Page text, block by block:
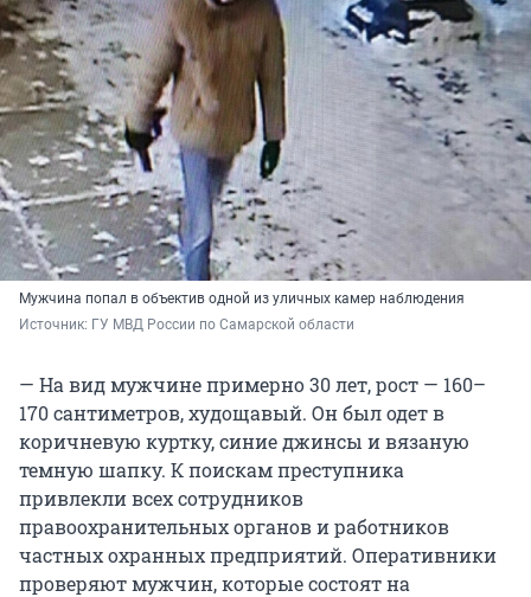
Мужчина попал в объектив одной из уличных камер наблюдения
Источник: ГУ МВД России по Самарской области
— На вид мужчине примерно 30 лет, рост — 160–
170 сантиметров, худощавый. Он был одет в
коричневую куртку, синие джинсы и вязаную
темную шапку. К поискам преступника
привлекли всех сотрудников
правоохранительных органов и работников
частных охранных предприятий. Оперативники
проверяют мужчин, которые состоят на